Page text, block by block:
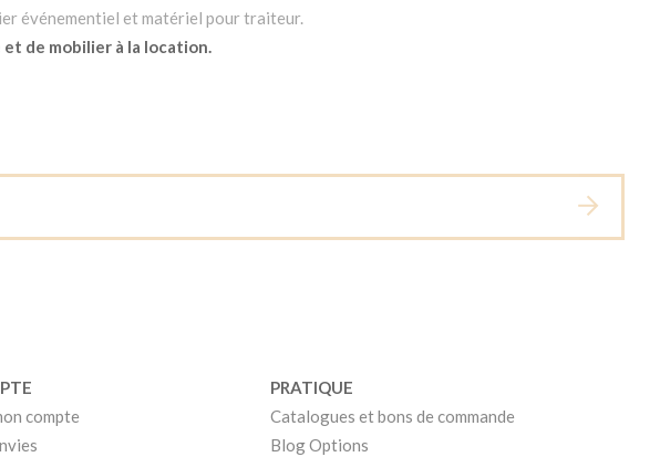
événementiel et matériel pour traiteur.
de mobilier à la location.
compte
PRATIQUE
Catalogues et bons de commande
Blog Options